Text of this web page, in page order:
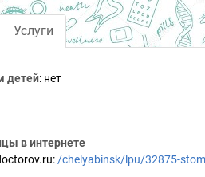
Услуги
детей: нет
в интернете
: /chelyabinsk/lpu/32875-